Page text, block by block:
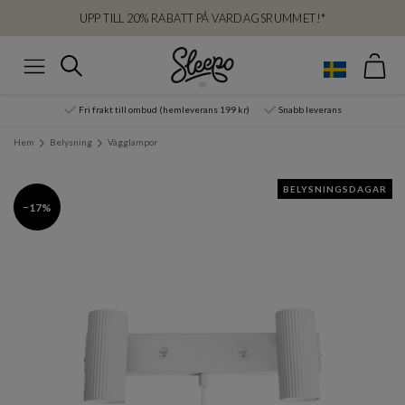
UPP TILL 20% RABATT PÅ VARDAGSRUMMET!*
Sök
Fri frakt till ombud (hemleverans 199 kr) Snabb leverans
Hem Belysning Vägglampor
BELYSNINGSDAGAR
−17%